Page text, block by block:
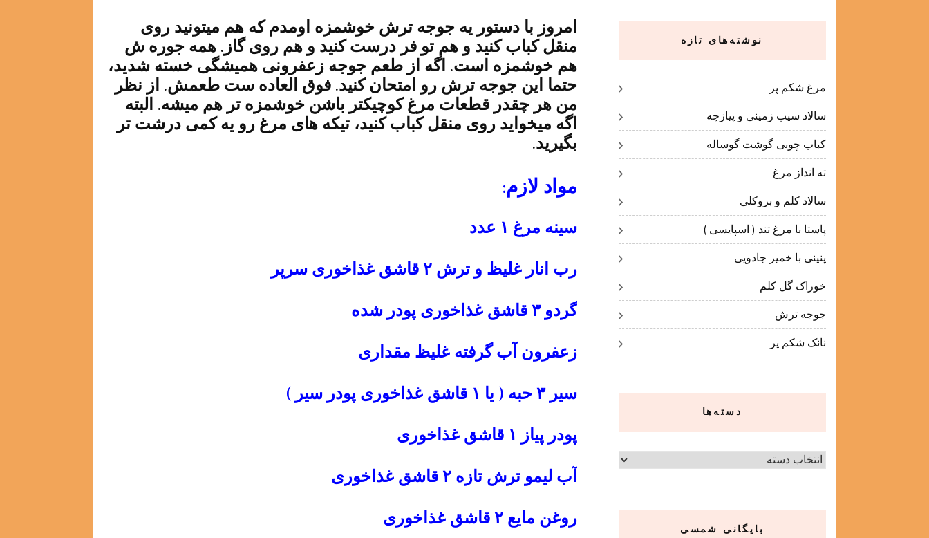
امروز با دستور یه جوجه ترش خوشمزه اومدم که هم میتونید روی
منقل کباب کنید و هم تو فر درست کنید و هم روی گاز. همه جوره ش
هم خوشمزه است. اگه از طعم جوجه زعفرونی همیشگی خسته شدید،
حتما این جوجه ترش رو امتحان کنید. فوق العاده ست طعمش. از نظر
من هر چقدر قطعات مرغ کوچیکتر باشن خوشمزه تر هم میشه. البته
اگه میخواید روی منقل کباب کنید، تیکه های مرغ رو یه کمی درشت تر
بگیرید.
مواد لازم:
سینه مرغ ۱ عدد
رب انار غلیظ و ترش ۲ قاشق غذاخوری سرپر
گردو ۳ قاشق غذاخوری پودر شده
زعفرون آب گرفته غلیظ مقداری
سیر ۳ حبه ( یا ۱ قاشق غذاخوری پودر سیر )
پودر پیاز ۱ قاشق غذاخوری
آب لیمو ترش تازه ۲ قاشق غذاخوری
روغن مایع ۲ قاشق غذاخوری
نوشته‌های تازه
مرغ شکم پر
سالاد سیب زمینی و پیازچه
کباب چوبی گوشت گوساله
ته انداز مرغ
سالاد کلم و بروکلی
پاستا با مرغ تند ( اسپایسی )
پنینی با خمیر جادویی
خوراک گل کلم
جوجه ترش
نانک شکم پر
دسته‌ها
دسته‌ها
بایگانی شمسی